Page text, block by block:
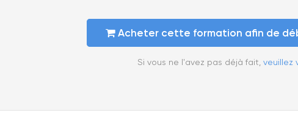
Acheter cette formation afin de
Si vous ne l'avez pas déjà fait, veuillez